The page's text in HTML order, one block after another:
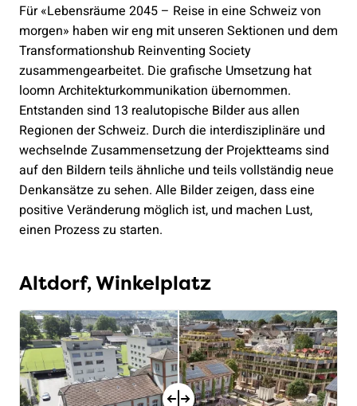
Für «Lebensräume 2045 – Reise in eine Schweiz von
morgen» haben wir eng mit unseren Sektionen und dem
Transformationshub Reinventing Society
zusammengearbeitet. Die grafische Umsetzung hat
loomn Architekturkommunikation übernommen.
Entstanden sind 13 realutopische Bilder aus allen
Regionen der Schweiz. Durch die interdisziplinäre und
wechselnde Zusammensetzung der Projektteams sind
auf den Bildern teils ähnliche und teils vollständig neue
Denkansätze zu sehen. Alle Bilder zeigen, dass eine
positive Veränderung möglich ist, und machen Lust,
einen Prozess zu starten.
Altdorf, Winkelplatz